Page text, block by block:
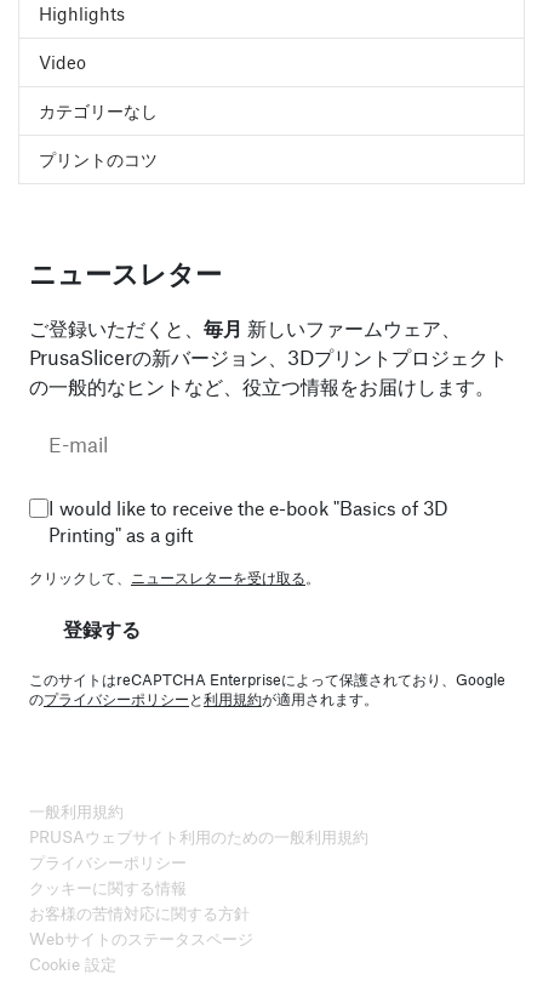
Highlights
Video
カテゴリーなし
プリントのコツ
ニュースレター
ご登録いただくと、 毎月 新しいファームウェア、
PrusaSlicerの新バージョン、3Dプリントプロジェクト
の一般的なヒントなど、役立つ情報をお届けします。
I would like to receive the e-book "Basics of 3D
Printing" as a gift
クリックして、 ニュースレターを受け取る。
登録する
このサイトはreCAPTCHA Enterpriseによって保護されており、Google
のプライバシーポリシーと利用規約が適用されます。
一般利用規約
PRUSAウェブサイト利用のための一般利用規約
プライバシーポリシー
クッキーに関する情報
お客様の苦情対応に関する方針
Webサイトのステータスページ
Cookie 設定